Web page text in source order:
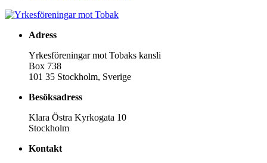
Adress
Yrkesföreningar mot Tobaks kansli
Box 738
101 35 Stockholm, Sverige
Besöksadress
Klara Östra Kyrkogata 10
Stockholm
Kontakt